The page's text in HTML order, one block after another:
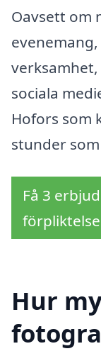
Oavsett om
sociala
Hofors som
stunder
Få 3
Hur